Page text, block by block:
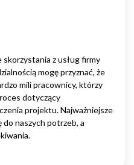
skorzystania z usług firmy
mogę przyznać, że
mili pracownicy, którzy
dotyczący
projektu. Najważniejsze
do naszych potrzeb, a